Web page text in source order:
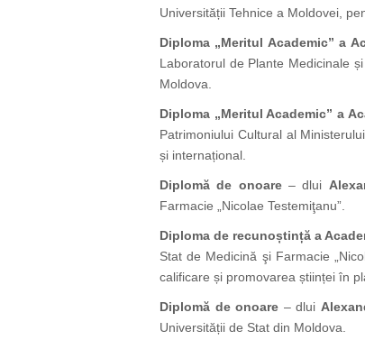
Universității Tehnice a Moldovei,
Diploma „Meritul Academic” a
Laboratorul de Plante Medicinale
Moldova.
Diploma „Meritul Academic” a
Patrimoniului Cultural al
și internațional.
Diplomă de onoare– dlui
Farmacie „Nicolae Testemiţanu”.
Diploma de recunoștință a
Stat de Medicină şi Farmacie
calificare și promovarea științei în
Diplomă de onoare – dlui
Universității de Stat din Moldova.